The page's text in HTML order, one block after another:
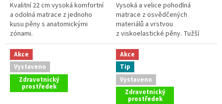
Kvalitní 22 cm vysoká komfortní
a odolná matrace z jednoho
kusu pěny s anatomickými
zónami.
Vysoká a velice pohodlná
matrace z osvědčených
materiálů a vrstvou
z viskoelastické pěny. Tužší
střed a tvarované vrstvy
z kvalitních pěn v celkové výšce
26 cm zaručují vysoký komfort
při ležení srovnatelný...
Akce
Vystaveno
Zdravotnický
prostředek
Akce
Tip
Vystaveno
Zdravotnický
prostředek